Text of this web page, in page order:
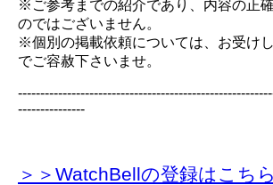
※ご参考までの紹介であり、内容の正
のではございません。
※個別の掲載依頼については、お受け
でご容赦下さいませ。
---------------
＞＞WatchBellの登録はこち